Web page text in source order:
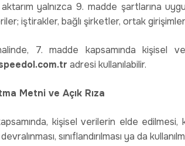
aktarım yalnızca 9. madde şartlarına
iştirakler, bağlı şirketler, ortak
7. madde kapsamında
adresi kullanılabilir.
Metni ve Açık Rıza
kişisel verilerin elde edilmesi,
devralınması, sınıflandırılması ya da